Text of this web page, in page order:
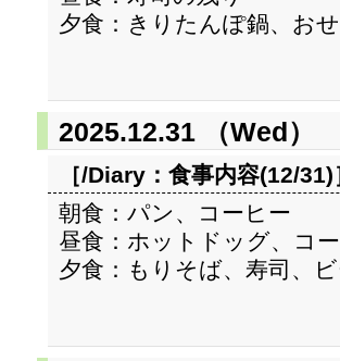
夕食：きりたんぽ鍋、お
2025.12.31 （Wed）
［/Diary： 食事内容(12/31)
朝食：パン、コーヒー
昼食：ホットドッグ、コ
夕食：もりそば、寿司、